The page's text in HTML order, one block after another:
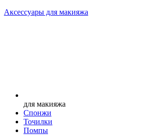
Аксессуары для макияжа
для макияжа
Спонжи
Точилки
Помпы